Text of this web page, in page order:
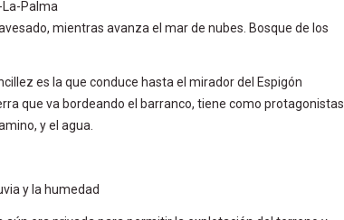
mientras avanza el mar de nubes. Bosque de los
es la que conduce hasta el mirador del Espigón
que va bordeando el barranco, tiene como protagonistas
y el agua.
y la humedad